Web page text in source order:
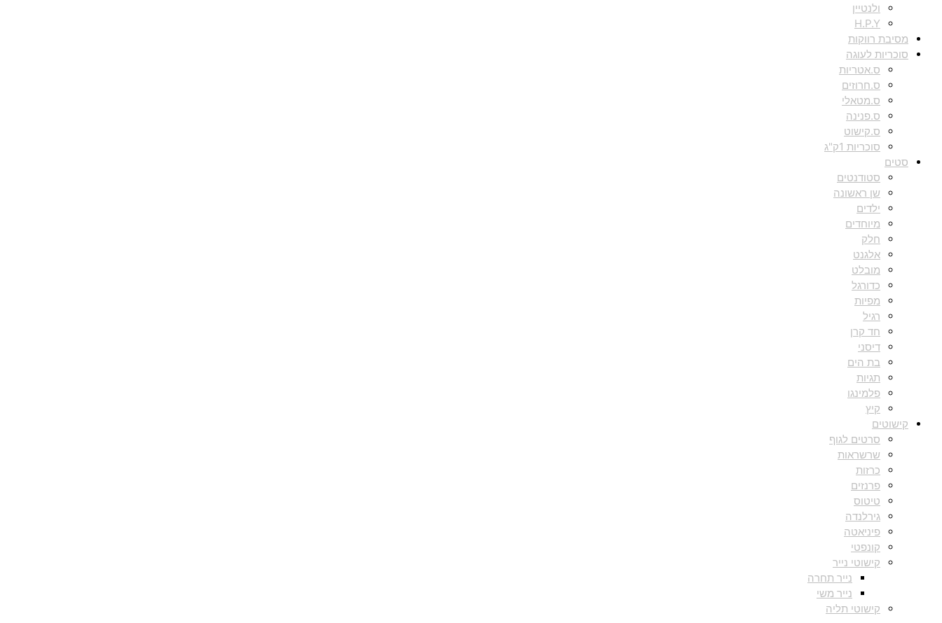
ולנטיין
H.P.Y
מסיבת רווקות
סוכריות לעוגה
ס.אטריות
ס.חרוזים
ס.מטאלי
ס.פנינה
ס.קישוט
סוכריות 1ק"ג
סטים
סטודנטים
שן ראשונה
ילדים
מיוחדים
חלק
אלגנט
מובלט
כדורגל
מפיות
רגיל
חד קרן
דיסני
בת הים
תגיות
פלמינגו
קיץ
קישוטים
סרטים לגוף
שרשראות
כרזות
פרנזים
טיטוס
גירלנדה
פיניאטה
קונפטי
קישוטי נייר
נייר תחרה
נייר משי
קישוטי תליה